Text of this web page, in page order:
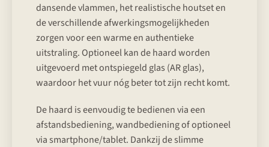
dansende vlammen, het realistische houtset en
de verschillende afwerkingsmogelijkheden
zorgen voor een warme en authentieke
uitstraling. Optioneel kan de haard worden
uitgevoerd met ontspiegeld glas (AR glas),
waardoor het vuur nóg beter tot zijn recht komt.
De haard is eenvoudig te bedienen via een
afstandsbediening, wandbediening of optioneel
via smartphone/tablet. Dankzij de slimme